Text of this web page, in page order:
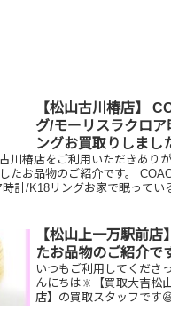
【松山古川椿店】
グ/モーリスラクロア
ングお買取りしまし
川椿店をご利用いただきあり
たお品物のご紹介です。
計/K18リングお家で眠ってい
【松山上一万駅前店
たお品物のご紹介で
いつもご利用してくださ
んにちは🔆【買取大吉松
店】の買取スタッフです